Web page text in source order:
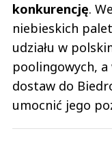
konkurencję.
niebieskich
udziału w
poolingowych,
dostaw do
umocnić jego